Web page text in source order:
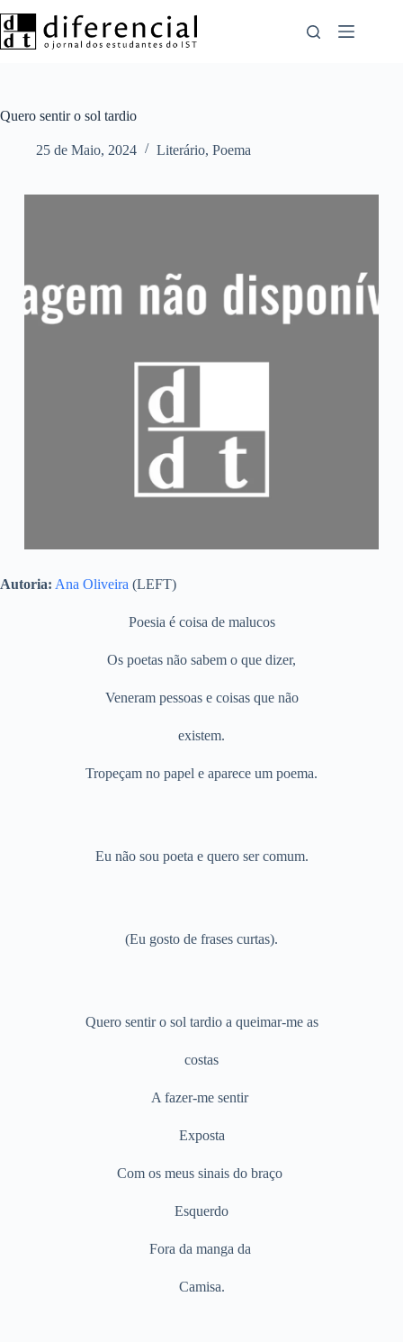
para
o
Quero sentir o sol tardio
25 de Maio, 2024 Literário, Poema
Autoria: Ana Oliveira (LEFT)
Poesia é coisa de malucos
Os poetas não sabem o que dizer,
Veneram pessoas e coisas que não
existem.
Tropeçam no papel e aparece um poema.
Eu não sou poeta e quero ser comum.
(Eu gosto de frases curtas).
Quero sentir o sol tardio a queimar-me as
costas
A fazer-me sentir
Exposta
Com os meus sinais do braço
Esquerdo
Fora da manga da
Camisa.